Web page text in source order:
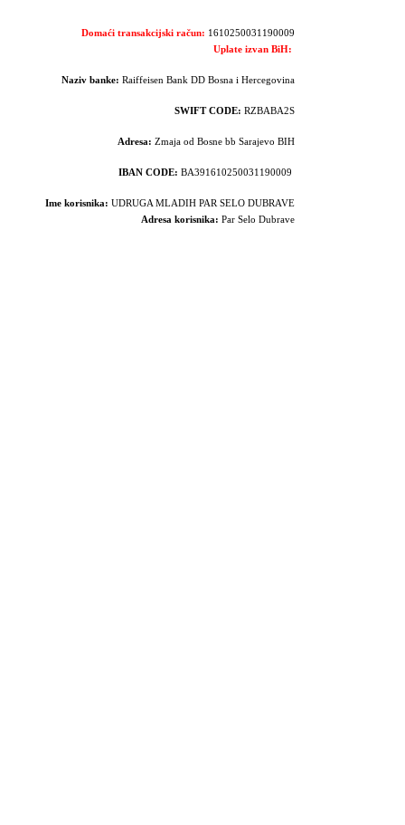
Domaći transakcijski račun: 1610250031190009
Uplate izvan BiH:
Naziv banke: Raiffeisen Bank DD Bosna i Hercegovina
SWIFT CODE: RZBABA2S
Adresa:Zmaja od Bosne bb Sarajevo BIH
IBAN CODE: BA391610250031190009
Ime korisnika: UDRUGA MLADIH PAR SELO DUBRAVE
Adresa korisnika: Par Selo Dubrave